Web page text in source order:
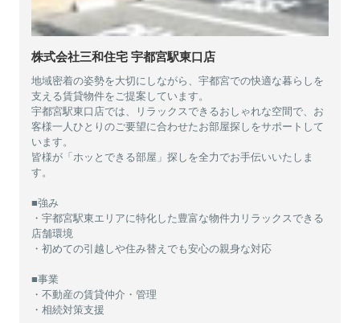
株式会社三和住宅 宇都宮駅東口店
地域密着の姿勢を大切にしながら、宇都宮での快適な暮らしを
支える賃貸物件をご提案しています。
宇都宮駅東口店では、リラックスできるおしゃれな空間で、お
客様一人ひとりのご要望に合わせたお部屋探しをサポートして
います。
皆様が「ホッとできる部屋」探しを全力でお手伝いいたしま
す。
■強み
・宇都宮駅東エリアに特化した豊富な物件力リラックスできる
店舗環境
・初めての引越しや住み替えでも安心の親身な対応
■事業
・不動産の賃貸仲介・管理
・相続対策支援